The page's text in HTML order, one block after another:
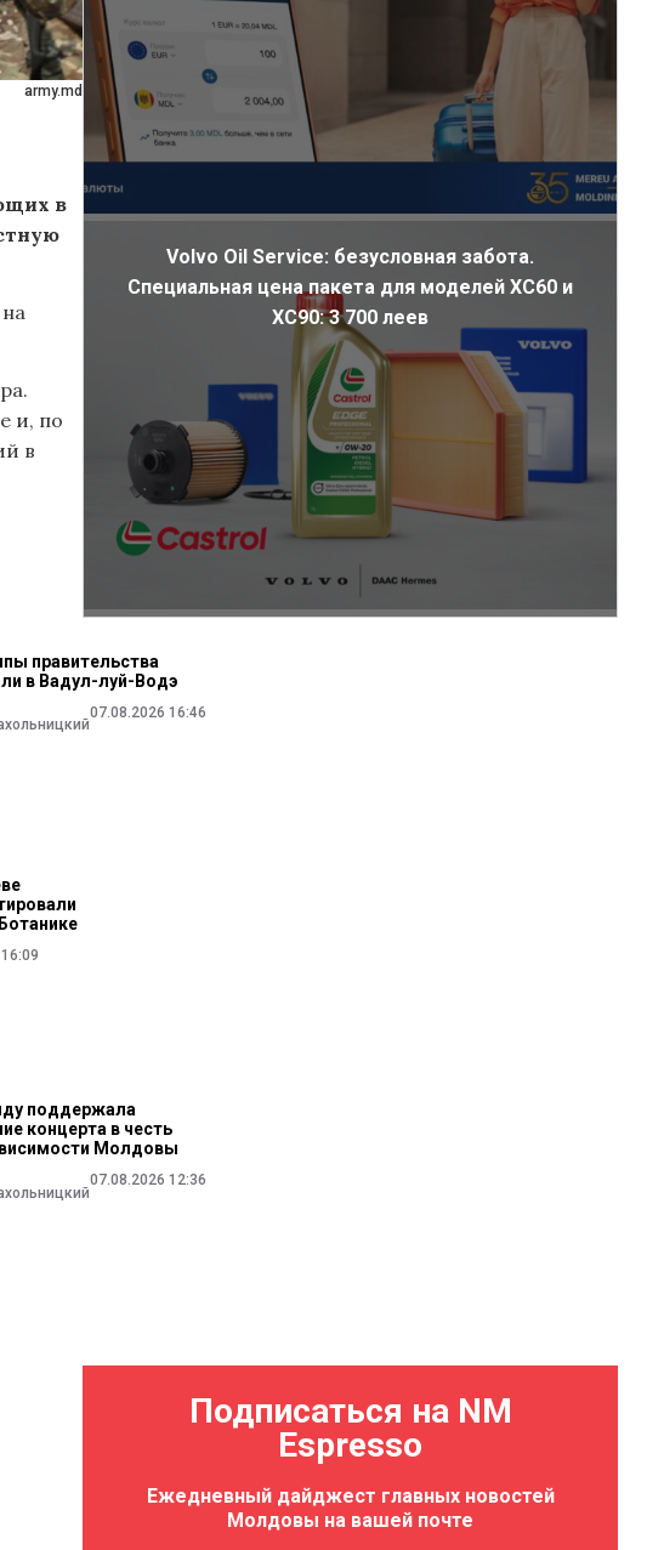
army.md
в
и, по
в
правительства
в Вадул-луй-Водэ
07.08.2026 16:46
поддержала
концерта в честь
Молдовы
07.08.2026 12:36
Volvo Oil Service: безусловная забота.
Специальная цена пакета для моделей XC60 и
XC90: 3 700 леев
Подписаться на NM
Espresso
Ежедневный дайджест главных новостей
Молдовы на вашей почте